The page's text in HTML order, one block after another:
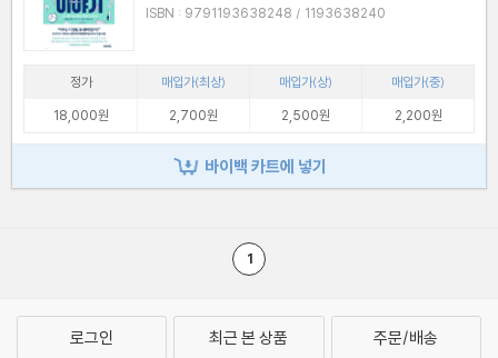
ISBN : 9791193638248 / 1193638240
정가 매입가(최상) 매입가(상)
매입가(중)
18,000원
2,700원 2,500원 2,200원
바이백 카트에 넣기
1
로그인 최근 본 상품 주문/배송